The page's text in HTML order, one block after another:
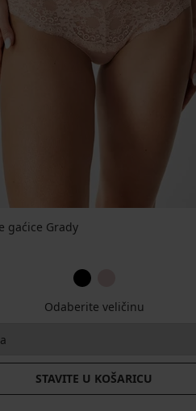
gaćice Grady
Odaberite veličinu
STAVITE U KOŠARICU